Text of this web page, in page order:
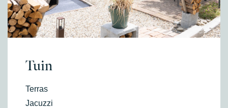
Tuin
Terras
Jacuzzi